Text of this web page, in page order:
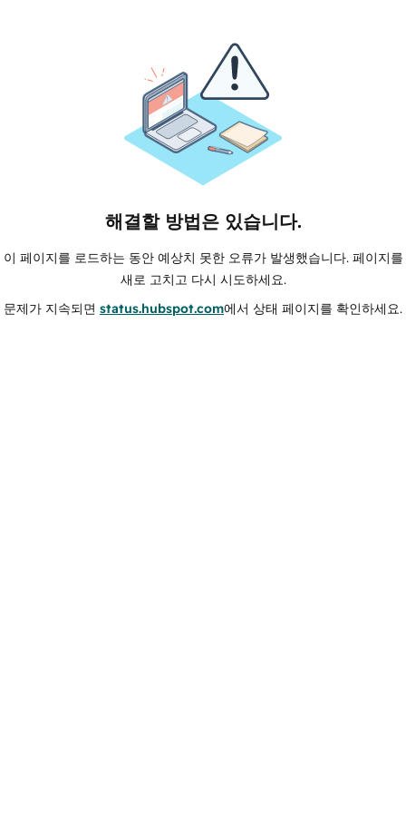
해결할 방법은 있습니다.
이 페이지를 로드하는 동안 예상치 못한 오류가 발생했습니다. 페이지를
새로 고치고 다시 시도하세요.
문제가 지속되면 status.hubspot.com에서 상태 페이지를 확인하세요.